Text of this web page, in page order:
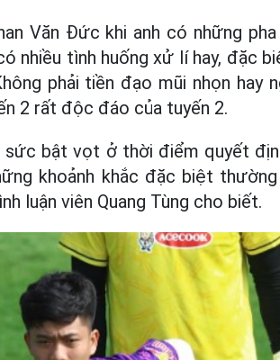
Văn Đức khi anh có những
nhiều tình huống xử lí hay, đặc
phải tiền đạo mũi nhọn hay
2 rất độc đáo của tuyến 2.
sức bật vọt ở thời điểm quyết
khoảnh khắc đặc biệt
luận viên Quang Tùng cho biết.